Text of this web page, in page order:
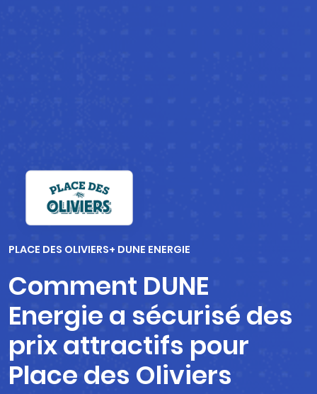
PLACE DES OLIVIERS+ DUNE ENERGIE
Comment DUNE
Energie a sécurisé des
prix attractifs pour
Place des Oliviers